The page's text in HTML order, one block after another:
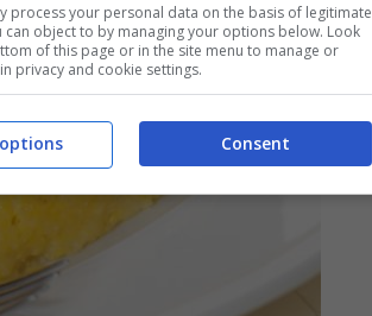
process your personal data on the basis of legitimate
can object to by managing your options below. Look
of this page or in the site menu to manage or
privacy and cookie settings.
Consent